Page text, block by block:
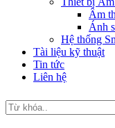
Âm
Ánh
Hệ thống
Tài liệu kỹ thuật
Tin tức
Liên hệ